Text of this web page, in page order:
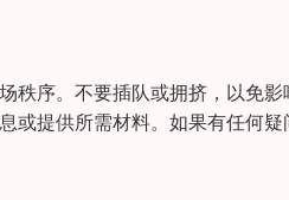
秩序。不要插队或拥挤，以免
或提供所需材料。如果有任何